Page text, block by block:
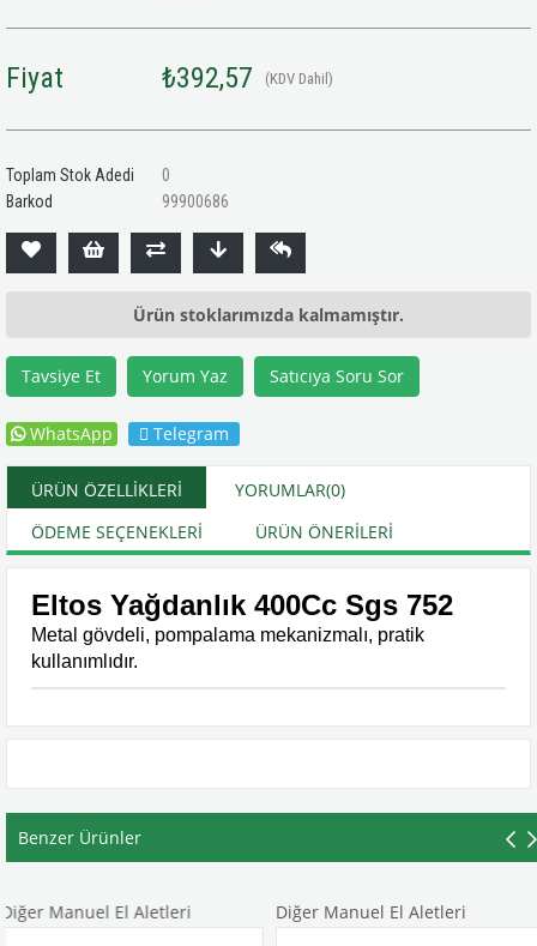
Fiyat ₺392,57 (KDV Dahil)
Toplam Stok Adedi
0
Barkod
99900686
Ürün stoklarımızda kalmamıştır.
Tavsiye Et Yorum Yaz Satıcıya Soru Sor
WhatsApp Telegram
ÜRÜN ÖZELLIKLERI YORUMLAR(0)
ÖDEME SEÇENEKLERI
ÜRÜN ÖNERILERI
Eltos Yağdanlık 400Cc Sgs 752
Metal gövdeli, pompalama mekanizmalı, pratik
kullanımlıdır.
Benzer Ürünler
El Aletleri Diğer Manuel El Aletleri